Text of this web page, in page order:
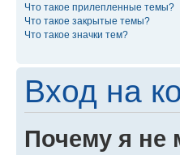
Что такое прилепленные темы?
Что такое закрытые темы?
Что такое значки тем?
Вход на
Почему я не